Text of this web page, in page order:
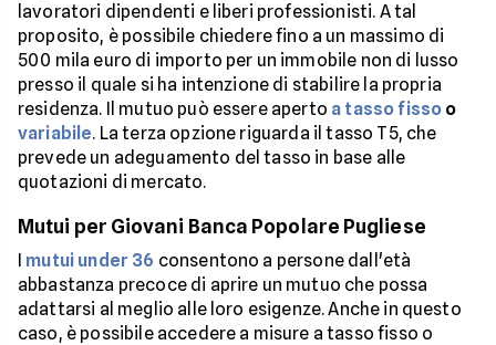
lavoratori dipendenti e liberi professionisti. A tal
proposito, è possibile chiedere fino a un massimo di
500 mila euro di importo per un immobile non di lusso
presso il quale si ha intenzione di stabilire la propria
residenza. Il mutuo può essere aperto a tasso fisso o
variabile. La terza opzione riguarda il tasso T5, che
prevede un adeguamento del tasso in base alle
quotazioni di mercato.
Mutui per Giovani Banca Popolare Pugliese
I mutui under 36 consentono a persone dall'età
abbastanza precoce di aprire un mutuo che possa
adattarsi al meglio alle loro esigenze. Anche in questo
caso, è possibile accedere a misure a tasso fisso o